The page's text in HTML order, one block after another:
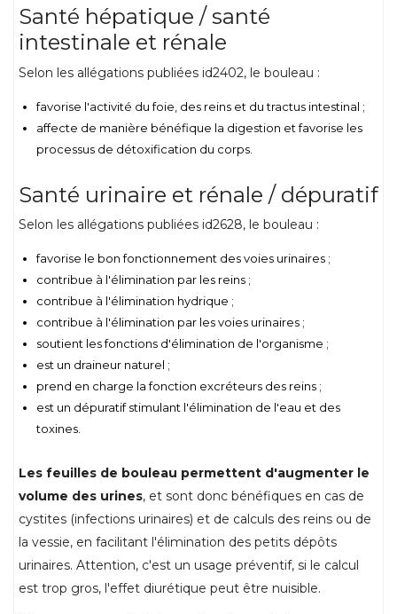
Santé hépatique / santé
intestinale et rénale
Selon les allégations publiées id2402, le bouleau :
favorise l'activité du foie, des reins et du tractus intestinal ;
affecte de manière bénéfique la digestion et favorise les
processus de détoxification du corps.
Santé urinaire et rénale / dépuratif
Selon les allégations publiées id2628, le bouleau :
favorise le bon fonctionnement des voies urinaires ;
contribue à l'élimination par les reins ;
contribue à l'élimination hydrique ;
contribue à l'élimination par les voies urinaires ;
soutient les fonctions d'élimination de l'organisme ;
est un draineur naturel ;
prend en charge la fonction excréteurs des reins ;
est un dépuratif stimulant l'élimination de l'eau et des
toxines.
Les feuilles de bouleau permettent d'augmenter le
volume des urines, et sont donc bénéfiques en cas de
cystites (infections urinaires) et de calculs des reins ou de
la vessie, en facilitant l'élimination des petits dépôts
urinaires. Attention, c'est un usage préventif, si le calcul
est trop gros, l'effet diurétique peut être nuisible.